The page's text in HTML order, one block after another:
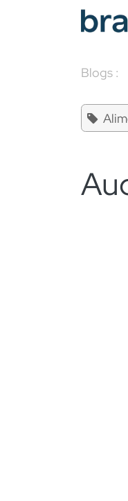
Se rendre au contenu
Blogs :